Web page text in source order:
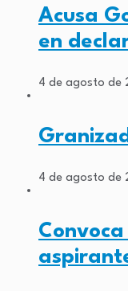
Acusa
en
4 de agosto de
4 de agosto de